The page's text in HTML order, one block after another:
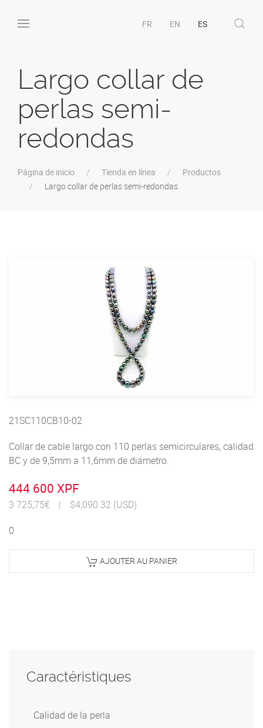
FR EN ES
Largo collar de
perlas semi-
redondas
Página de inicio Tienda en línea
Productos
Largo collar de perlas semi-redondas
21SC110CB10-02
Collar de cable largo con 110 perlas semicirculares, calidad
BC y de 9,5mm a 11,6mm de diámetro.
444 600 XPF
3 725,75€ |
$4,090.32 (USD)
0
AJOUTER AU PANIER
Caractéristiques
Calidad de la perla